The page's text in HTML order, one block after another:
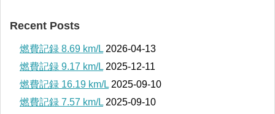
Recent Posts
燃費記録 8.69 km/L 2026-04-13
燃費記録 9.17 km/L 2025-12-11
燃費記録 16.19 km/L 2025-09-10
燃費記録 7.57 km/L 2025-09-10